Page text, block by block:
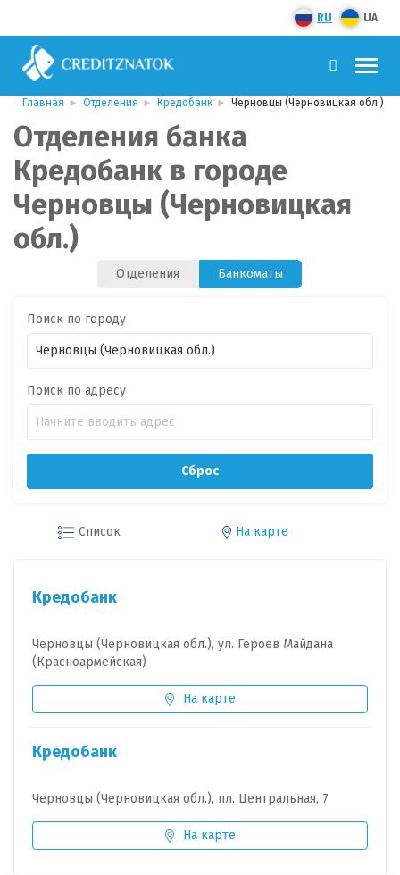
RU UA
Главная Отделения Кредобанк Черновцы (Черновицкая обл.)
Отделения банка
Кредобанк в городе
Черновцы (Черновицкая
обл.)
Отделения Банкоматы
Поиск по городу
Поиск по адресу
Сброс
Список На карте
Кредобанк
Черновцы (Черновицкая обл.), ул. Героев Майдана
(Красноармейская)
На карте
Кредобанк
Черновцы (Черновицкая обл.), пл. Центральная, 7
На карте